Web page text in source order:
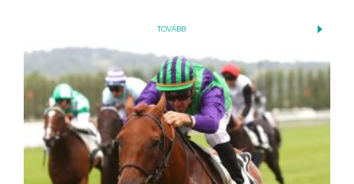
TOVÁBB